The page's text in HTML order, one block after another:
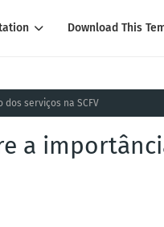
Download This
serviços na SCFV
a